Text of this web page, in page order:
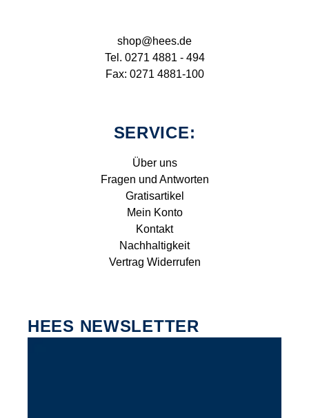
shop@hees.de
Tel. 0271 4881 - 494
Fax: 0271 4881-100
SERVICE:
Über uns
Fragen und Antworten
Gratisartikel
Mein Konto
Kontakt
Nachhaltigkeit
Vertrag Widerrufen
HEES NEWSLETTER